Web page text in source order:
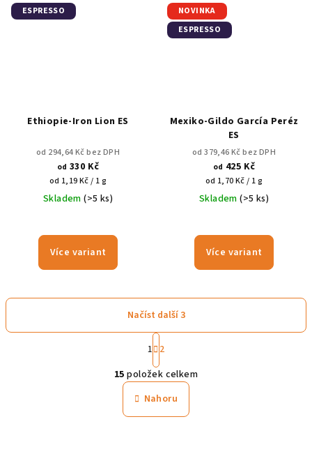
ESPRESSO
Ethiopie-Iron Lion ES
od 294,64 Kč bez DPH
od 330 Kč
Měrná
cena:
od 1,19 Kč / 1 g
Skladem(>5 ks)
Více variant
NOVINKA
ESPRESSO
Mexiko-Gildo García Peréz
ES
od 379,46 Kč bez DPH
od 425 Kč
Měrná
cena:
od 1,70 Kč / 1 g
Skladem(>5 ks)
Více variant
O
v
l
á
Načíst další 3
S
t
r
á
n
k
o
1 2
15 položek celkem
Nahoru